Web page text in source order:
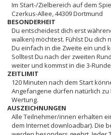
Im Start-/Zielbereich auf dem
Czerkus-Allee, 44309 Dortmund
BESONDERHEIT
Du entscheidest dich erst
walken) möchtest. Fühlst Du dich
Du einfach in die Zweite ein und
Solltest Du nach der zweiten
weiter und kommst in die 3-
ZEITLIMIT
120 Minuten nach dem Start
Angefangene dürfen natürlich
Wertung.
AUSZEICHNUNGEN
Alle Teilnehmer/innen erhalten
dem Internet downloadbar). Die